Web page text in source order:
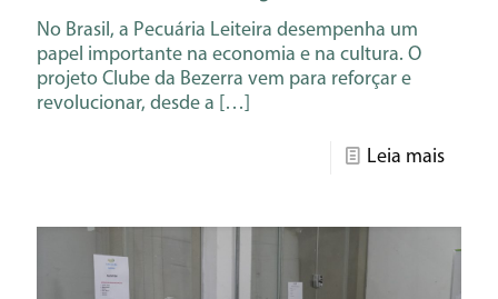
No Brasil, a Pecuária Leiteira desempenha um
papel importante na economia e na cultura. O
projeto Clube da Bezerra vem para reforçar e
revolucionar, desde a […]
Leia mais